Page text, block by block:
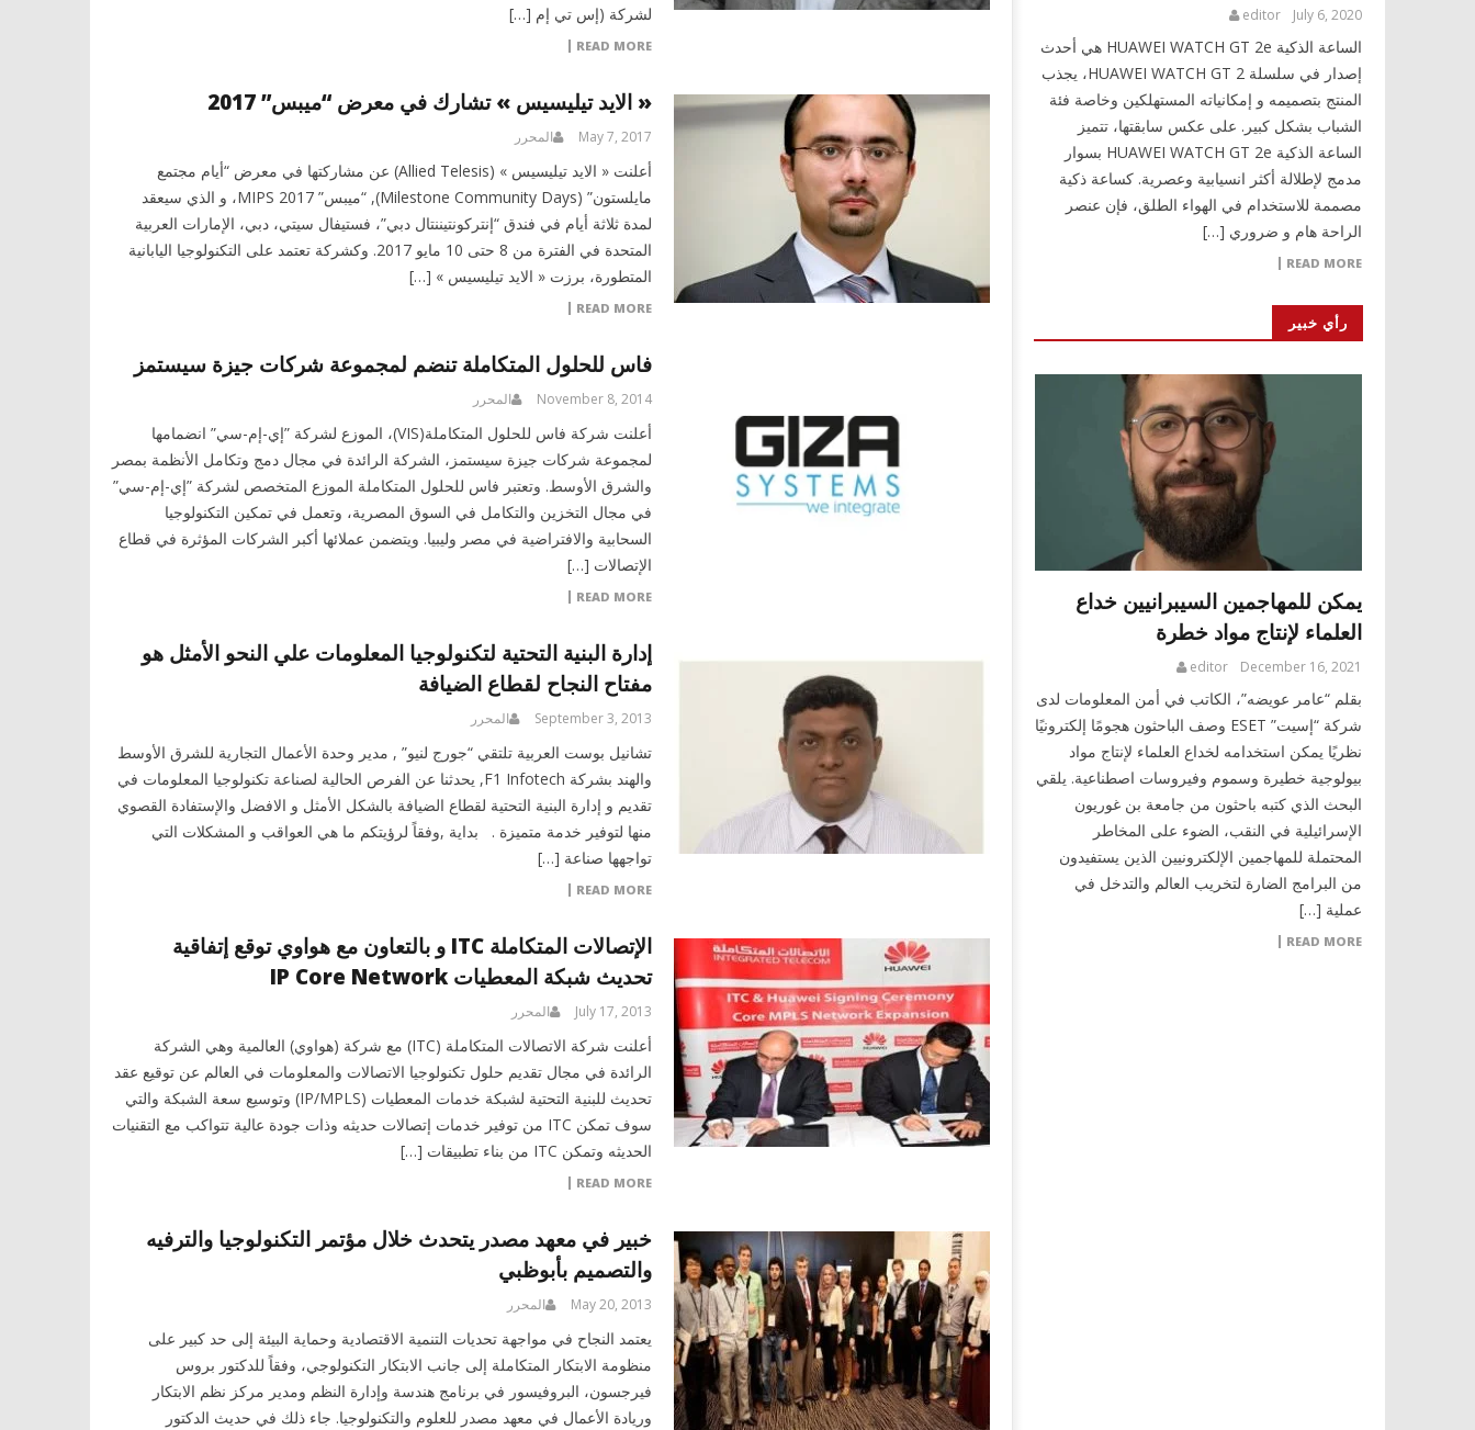
لشركة (إس تي إم […]
READ MORE
« الايد تيليسيس » تشارك في معرض “ميبس” 2017
May 7, 2017 المحرر
أعلنت « الايد تيليسيس » (Allied Telesis) عن مشاركتها في معرض “أيام مجتمع
مايلستون” (Milestone Community Days), “ميبس” MIPS 2017، و الذي سيعقد
لمدة ثلاثة أيام في فندق “إنتركونتيننتال دبي”، فستيفال سيتي، دبي، الإمارات العربية
المتحدة في الفترة من 8 حتى 10 مايو 2017. وكشركة تعتمد على التكنولوجيا اليابانية
المتطورة، برزت « الايد تيليسيس » […]
READ MORE
فاس للحلول المتكاملة تنضم لمجموعة شركات جيزة سيستمز
November 8, 2014 المحرر
أعلنت شركة فاس للحلول المتكاملة(VIS)، الموزع لشركة ”إي-إم-سي” انضمامها
لمجموعة شركات جيزة سيستمز، الشركة الرائدة في مجال دمج وتكامل الأنظمة بمصر
والشرق الأوسط. وتعتبر فاس للحلول المتكاملة الموزع المتخصص لشركة ”إي-إم-سي”
في مجال التخزين والتكامل في السوق المصرية، وتعمل في تمكين التكنولوجيا
السحابية والافتراضية في مصر وليبيا. ويتضمن عملائها أكبر الشركات المؤثرة في قطاع
الإتصالات […]
READ MORE
إدارة البنية التحتية لتكنولوجيا المعلومات علي النحو الأمثل هو
مفتاح النجاح لقطاع الضيافة
September 3, 2013 المحرر
تشانيل بوست العربية تلتقي “جورج لنيو” , مدير وحدة الأعمال التجارية للشرق الأوسط
والهند بشركة F1 Infotech, يحدثنا عن الفرص الحالية لصناعة تكنولوجيا المعلومات في
تقديم و إدارة البنية التحتية لقطاع الضيافة بالشكل الأمثل و الافضل والإستفادة القصوي
منها لتوفير خدمة متميزة . بداية ,وفقاً لرؤيتكم ما هي العواقب و المشكلات التي
تواجهها صناعة […]
READ MORE
الإتصالات المتكاملة ITC و بالتعاون مع هواوي توقع إتفاقية
تحديث شبكة المعطيات IP Core Network
July 17, 2013 المحرر
أعلنت شركة الاتصالات المتكاملة (ITC) مع شركة (هواوي) العالمية وهي الشركة
الرائدة في مجال تقديم حلول تكنولوجيا الاتصالات والمعلومات في العالم عن توقيع عقد
تحديث للبنية التحتية لشبكة خدمات المعطيات (IP/MPLS) وتوسيع سعة الشبكة والتي
سوف تمكن ITC من توفير خدمات إتصالات حديثه وذات جودة عالية تتواكب مع التقنيات
الحديثه وتمكن ITC من بناء تطبيقات […]
READ MORE
خبير في معهد مصدر يتحدث خلال مؤتمر التكنولوجيا والترفيه
والتصميم بأبوظبي
May 20, 2013 المحرر
يعتمد النجاح في مواجهة تحديات التنمية الاقتصادية وحماية البيئة إلى حد كبير على
منظومة الابتكار المتكاملة إلى جانب الابتكار التكنولوجي، وفقاً للدكتور بروس
فيرجسون، البروفيسور في برنامج هندسة وإدارة النظم ومدير مركز نظم الابتكار
وريادة الأعمال في معهد مصدر للعلوم والتكنولوجيا. جاء ذلك في حديث الدكتور
July 6, 2020
editor
الساعة الذكية HUAWEI WATCH GT 2e هي أحدث
إصدار في سلسلة HUAWEI WATCH GT 2، يجذب
المنتج بتصميمه و إمكانياته المستهلكين وخاصة فئة
الشباب بشكل كبير. على عكس سابقتها، تتميز
الساعة الذكية HUAWEI WATCH GT 2e بسوار
مدمج لإطلالة أكثر انسيابية وعصرية. كساعة ذكية
مصممة للاستخدام في الهواء الطلق، فإن عنصر
الراحة هام و ضروري […]
READ MORE
رأي خبير
يمكن للمهاجمين السيبرانيين خداع
العلماء لإنتاج مواد خطرة
December 16, 2021
editor
بقلم “عامر عويضه”، الكاتب في أمن المعلومات لدى
شركة “إسيت” ESET وصف الباحثون هجومًا إلكترونيًا
نظريًا يمكن استخدامه لخداع العلماء لإنتاج مواد
بيولوجية خطيرة وسموم وفيروسات اصطناعية. يلقي
البحث الذي كتبه باحثون من جامعة بن غوريون
الإسرائيلية في النقب، الضوء على المخاطر
المحتملة للمهاجمين الإلكترونيين الذين يستفيدون
من البرامج الضارة لتخريب العالم والتدخل في
عملية […]
READ MORE